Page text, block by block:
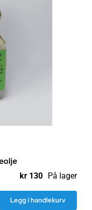
kr 130 På lager
Legg i handlekurv